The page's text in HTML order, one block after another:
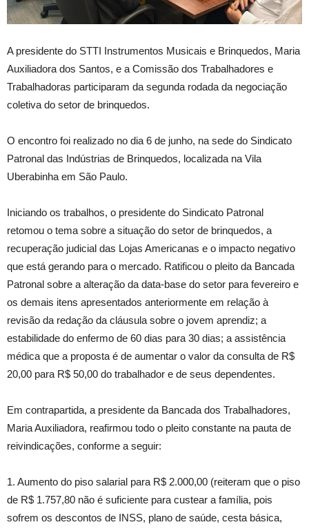
A presidente do STTI Instrumentos Musicais e Brinquedos, Maria
Auxiliadora dos Santos, e a Comissão dos Trabalhadores e
Trabalhadoras participaram da segunda rodada da negociação
coletiva do setor de brinquedos.
O encontro foi realizado no dia 6 de junho, na sede do Sindicato
Patronal das Indústrias de Brinquedos, localizada na Vila
Uberabinha em São Paulo.
Iniciando os trabalhos, o presidente do Sindicato Patronal
retomou o tema sobre a situação do setor de brinquedos, a
recuperação judicial das Lojas Americanas e o impacto negativo
que está gerando para o mercado. Ratificou o pleito da Bancada
Patronal sobre a alteração da data-base do setor para fevereiro e
os demais itens apresentados anteriormente em relação à
revisão da redação da cláusula sobre o jovem aprendiz; a
estabilidade do enfermo de 60 dias para 30 dias; a assistência
médica que a proposta é de aumentar o valor da consulta de R$
20,00 para R$ 50,00 do trabalhador e de seus dependentes.
Em contrapartida, a presidente da Bancada dos Trabalhadores,
Maria Auxiliadora, reafirmou todo o pleito constante na pauta de
reivindicações, conforme a seguir:
1. Aumento do piso salarial para R$ 2.000,00 (reiteram que o piso
de R$ 1.757,80 não é suficiente para custear a família, pois
sofrem os descontos de INSS, plano de saúde, cesta básica,